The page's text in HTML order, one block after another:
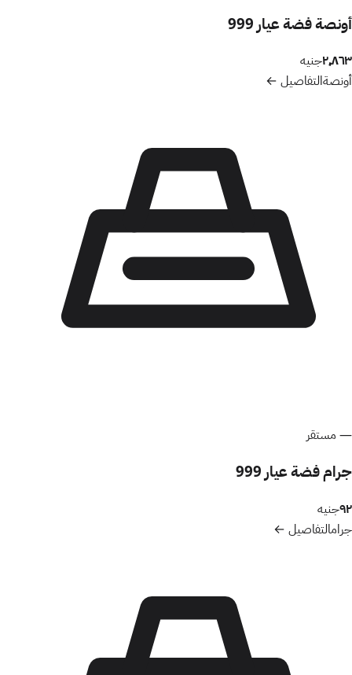
أونصة فضة عيار 999
٢٬٨٦٣جنيه
أونصةالتفاصيل ←
— مستقر
جرام فضة عيار 999
٩٢جنيه
جرامالتفاصيل ←